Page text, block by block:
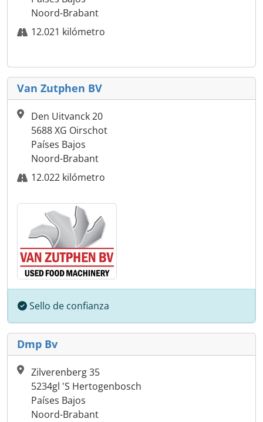
Noord-Brabant
12.021 kilómetro
Van Zutphen BV
Den Uitvanck 20
5688 XG Oirschot
Países Bajos
Noord-Brabant
12.022 kilómetro
Sello de confianza
Dmp Bv
Zilverenberg 35
5234gl 'S Hertogenbosch
Países Bajos
Noord-Brabant